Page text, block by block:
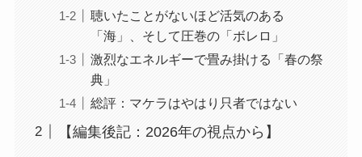
聴いたことがないほど活気のある
「海」、そして圧巻の「ボレロ」
激烈なエネルギーで畳み掛ける「春の祭
典」
総評：マケラはやはり只者ではない
【編集後記：2026年の視点から】